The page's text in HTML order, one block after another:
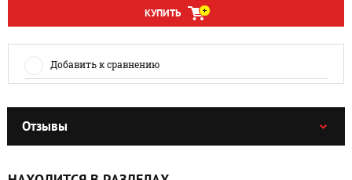
КУПИТЬ
Добавить к сравнению
Отзывы